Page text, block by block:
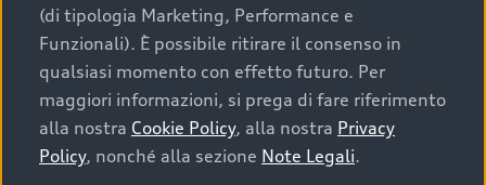
Cosa sapere prima di
acquistare la tua prossima
auto
(di tipologia Marketing, Performance e
Funzionali). È possibile ritirare il consenso in
qualsiasi momento con effetto futuro. Per
maggiori informazioni, si prega di fare riferimento
alla nostra Cookie Policy, alla nostra Privacy
Policy, nonché alla sezione Note Legali.